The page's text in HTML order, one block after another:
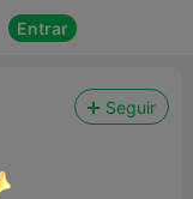
Entrar
Seguir